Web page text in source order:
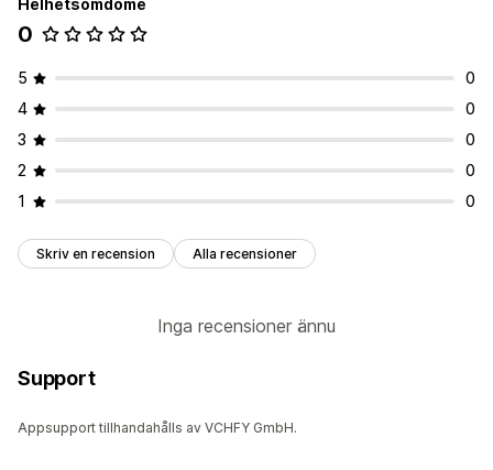
0
5
0
4
0
3
0
2
0
1
0
Skriv en recension Alla recensioner
Inga recensioner ännu
Support
Appsupport tillhandahålls av VCHFY GmbH.